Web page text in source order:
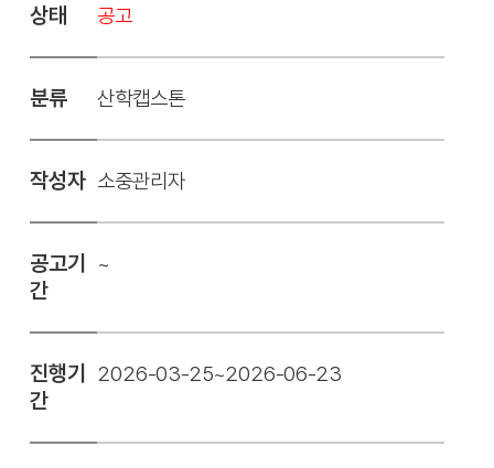
상태 공고
분류 산학캡스톤
작성자 소중관리자
공고기
간
~
진행기
간
2026-03-25~2026-06-23